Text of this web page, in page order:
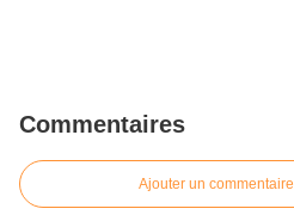
Commentaires
Ajouter un commentaire